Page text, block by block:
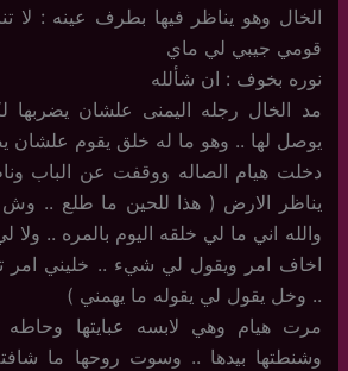
الخال وهو يناظر فيها بطرف عينه : لا
قومي جيبي لي ماي
نوره بخوف : ان شألله
مد الخال رجله اليمنى علشان يضربها
يوصل لها .. وهو ما له خلق يقوم علشان
دخلت هيام الصاله ووقفت عن الباب
يناظر الارض ( هذا للحين ما طلع ..
والله اني ما لي خلقه اليوم بالمره ..
اخاف امر ويقول لي شيء .. خليني امر
.. وخل يقول لي يقوله ما يهمني )
مرت هيام وهي لابسه عبايتها وحاطه
وشنطتها بيدها .. وسوت روحها ما